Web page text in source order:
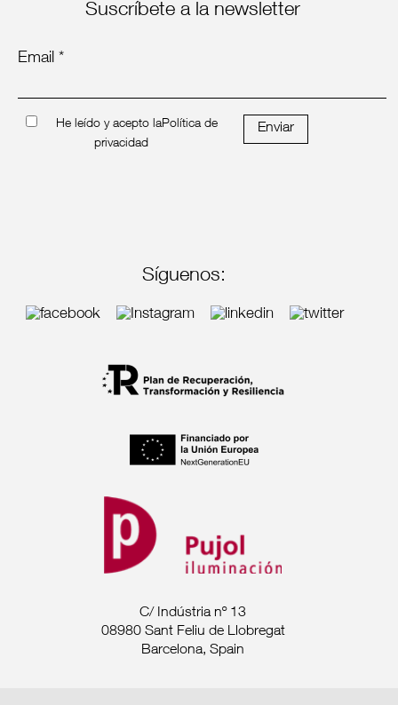
Suscríbete a la newsletter
Email *
He leído y acepto laPolítica de
privacidad
Enviar
Síguenos:
C/ Indústria nº 13
08980 Sant Feliu de Llobregat
Barcelona, Spain